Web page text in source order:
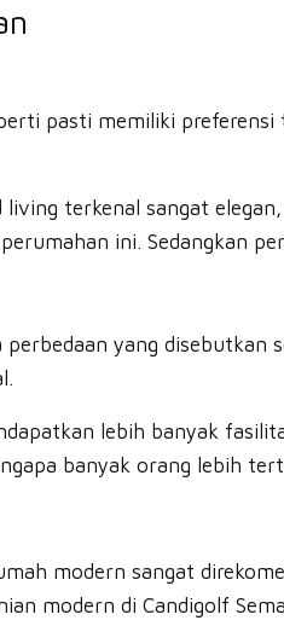
pasti memiliki
terkenal sangat
ini. Sedangkan
yang disebutkan
lebih banyak
banyak orang lebih
modern sangat
modern di Candigolf